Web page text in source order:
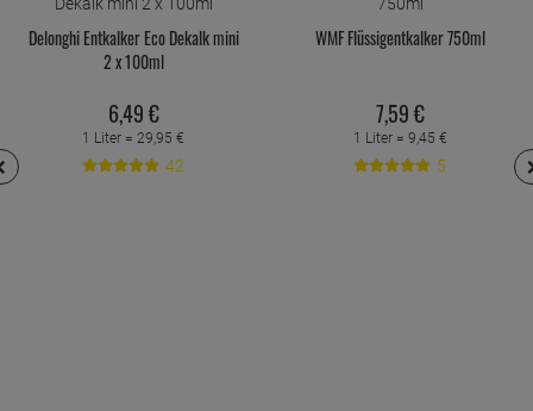
Delonghi Entkalker Eco Dekalk mini
2 x 100ml
6,49€
1 Liter = 29,95 €
42
WMF Flüssigentkalker 750ml
7,59€
1 Liter = 9,45 €
5